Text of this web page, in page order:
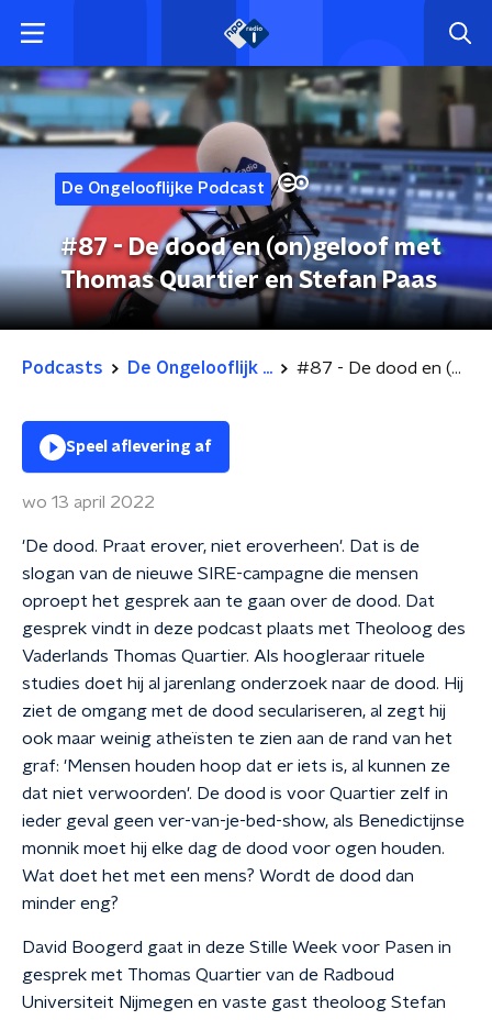
De Ongelooflijke Podcast
#87 - De dood en (on)geloof met
Thomas Quartier en Stefan Paas
Podcasts De Ongelooflijk ... #87 - De dood en (on)geloof met Thomas Quartier en Stefan Paas
Speel aflevering af
wo 13 april 2022
'De dood. Praat erover, niet eroverheen'. Dat is de
slogan van de nieuwe SIRE-campagne die mensen
oproept het gesprek aan te gaan over de dood. Dat
gesprek vindt in deze podcast plaats met Theoloog des
Vaderlands Thomas Quartier. Als hoogleraar rituele
studies doet hij al jarenlang onderzoek naar de dood. Hij
ziet de omgang met de dood seculariseren, al zegt hij
ook maar weinig atheïsten te zien aan de rand van het
graf: 'Mensen houden hoop dat er iets is, al kunnen ze
dat niet verwoorden'. De dood is voor Quartier zelf in
ieder geval geen ver-van-je-bed-show, als Benedictijnse
monnik moet hij elke dag de dood voor ogen houden.
Wat doet het met een mens? Wordt de dood dan
minder eng?
David Boogerd gaat in deze Stille Week voor Pasen in
gesprek met Thomas Quartier van de Radboud
Universiteit Nijmegen en vaste gast theoloog Stefan